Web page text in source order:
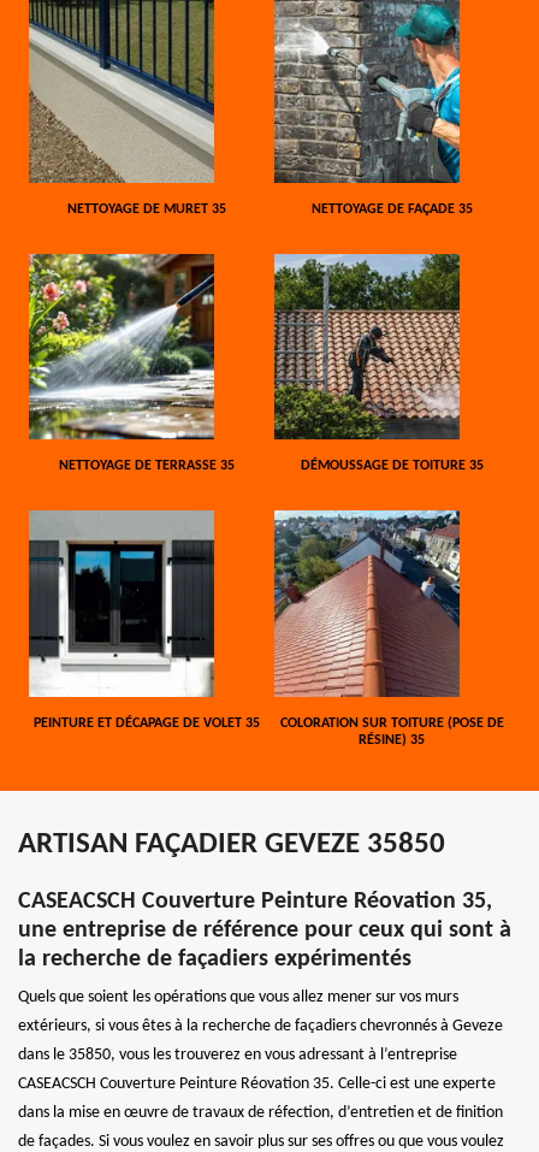
NETTOYAGE DE MURET 35 NETTOYAGE DE FAÇADE 35
NETTOYAGE DE TERRASSE 35 DÉMOUSSAGE DE TOITURE 35
PEINTURE ET DÉCAPAGE DE VOLET 35
COLORATION SUR TOITURE (POSE DE
RÉSINE) 35
ARTISAN FAÇADIER GEVEZE 35850
CASEACSCH Couverture Peinture Réovation 35,
une entreprise de référence pour ceux qui sont à
la recherche de façadiers expérimentés
Quels que soient les opérations que vous allez mener sur vos murs
extérieurs, si vous êtes à la recherche de façadiers chevronnés à Geveze
dans le 35850, vous les trouverez en vous adressant à l’entreprise
CASEACSCH Couverture Peinture Réovation 35. Celle-ci est une experte
dans la mise en œuvre de travaux de réfection, d’entretien et de finition
de façades. Si vous voulez en savoir plus sur ses offres ou que vous voulez